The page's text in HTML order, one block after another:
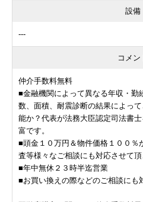
設備
---
コメン
仲介手数料無料
■金融機関によって異なる年収・勤
数、面積、耐震診断の結果によっ
能か？代表が法務大臣認定司法書
富です。
■頭金１０万円＆物件価格１００％
査等様々なご相談にも対応させて頂
■年中無休２３時半迄営業
■お買い換えの際などのご相談にも